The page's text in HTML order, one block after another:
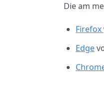
Die am
Firefox
Edge